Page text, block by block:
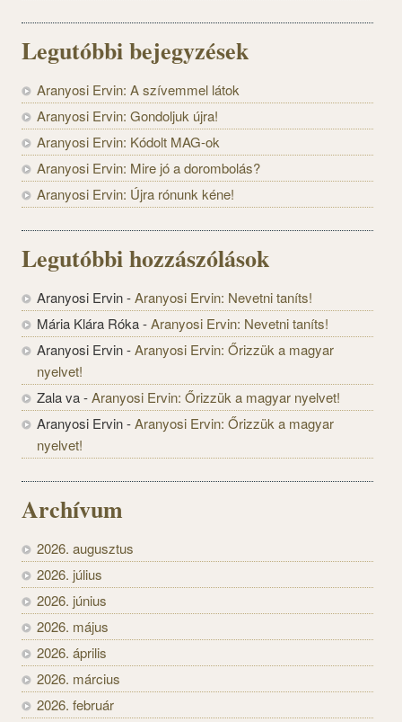
Legutóbbi bejegyzések
Aranyosi Ervin: A szívemmel látok
Aranyosi Ervin: Gondoljuk újra!
Aranyosi Ervin: Kódolt MAG-ok
Aranyosi Ervin: Mire jó a dorombolás?
Aranyosi Ervin: Újra rónunk kéne!
Legutóbbi hozzászólások
Aranyosi Ervin-Aranyosi Ervin: Nevetni taníts!
Mária Klára Róka-Aranyosi Ervin: Nevetni taníts!
Aranyosi Ervin-Aranyosi Ervin: Őrizzük a magyar
nyelvet!
Zala va-Aranyosi Ervin: Őrizzük a magyar nyelvet!
Aranyosi Ervin-Aranyosi Ervin: Őrizzük a magyar
nyelvet!
Archívum
2026. augusztus
2026. július
2026. június
2026. május
2026. április
2026. március
2026. február